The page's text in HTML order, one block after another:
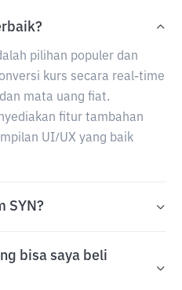
pilihan populer dan
kurs secara real-time
mata uang fiat.
fitur tambahan
UI/UX yang baik
SYN?
bisa saya beli